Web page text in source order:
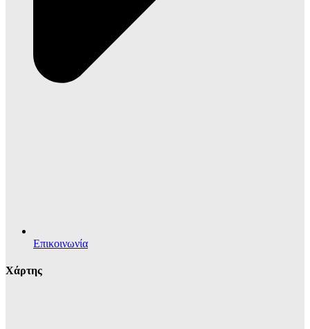
Επικοινωνία
Χάρτης